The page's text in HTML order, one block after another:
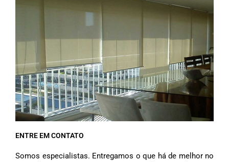
ENTRE EM CONTATO
Somos especialistas. Entregamos o que há de melhor no